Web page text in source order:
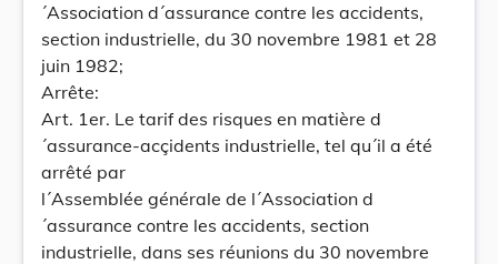
´Association d´assurance contre les accidents,
section industrielle, du 30 novembre 1981 et 28
juin 1982;
Arrête:
Art. 1er. Le tarif des risques en matière d
´assurance-acçidents industrielle, tel qu´il a été
arrêté par
l´Assemblée générale de l´Association d
´assurance contre les accidents, section
industrielle, dans ses réunions du 30 novembre